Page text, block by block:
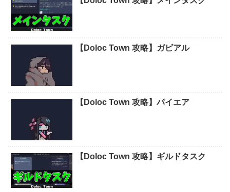
【Doloc Town 攻略】ガビアル
【Doloc Town 攻略】パイエア
【Doloc Town 攻略】ギルドタスク